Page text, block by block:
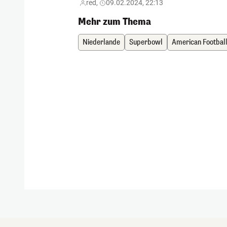
red, 09.02.2024, 22:13
Mehr zum Thema
Niederlande Superbowl American Football